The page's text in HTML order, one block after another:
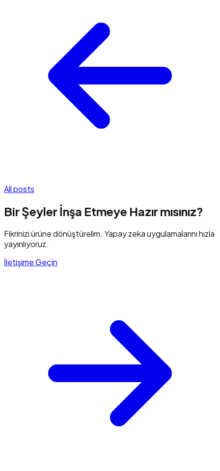
All posts
Bir Şeyler İnşa Etmeye Hazır mısınız?
Fikrinizi ürüne dönüştürelim. Yapay zeka uygulamalarını hızla
yayınlıyoruz.
İletişime Geçin